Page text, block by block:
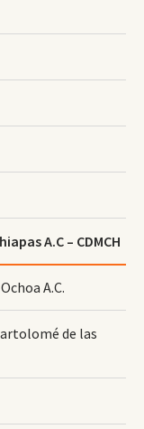
A.C – CDMCH
A.C.
de las